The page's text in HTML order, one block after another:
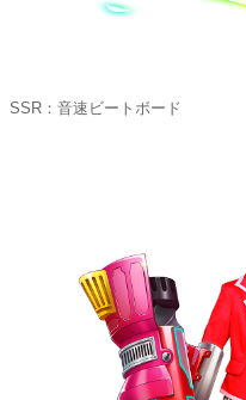
SSR：音速ビートボード